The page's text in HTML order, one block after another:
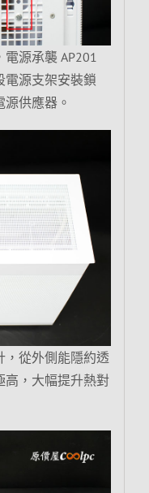
源承襲 AP201
電源支架安裝鎖
供應器。
，從外側能隱約透
高，大幅提升熱對